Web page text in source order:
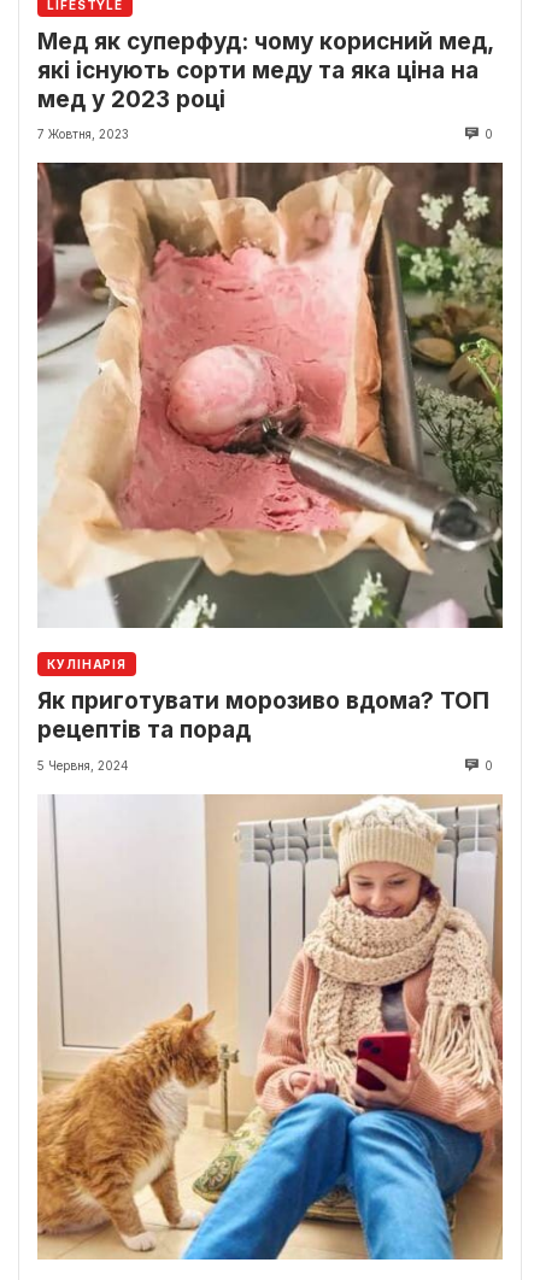
LIFESTYLE
Мед як суперфуд: чому корисний мед,
які існують сорти меду та яка ціна на
мед у 2023 році
7 Жовтня, 2023 0
КУЛІНАРІЯ
Як приготувати морозиво вдома? ТОП
рецептів та порад
5 Червня, 2024 0